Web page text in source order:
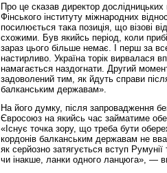
Про це сказав директор дослідницьких
Фінського інституту міжнародних
посилюється така позиція, що візові
схожими. Був якийсь період, коли
зараз цього більше немає. І перш за
настирливо. Україна торік вирвалася
намагається наздогнати. Другий
задоволений тим, як йдуть справи
балканським державам».
На його думку, після запровадження
Євросоюз на якийсь час займатиме
«Існує точка зору, що треба бути
кордонів балканським державам не
як серйозно затягується вступ
чи інакше, ланки одного ланцюга», —